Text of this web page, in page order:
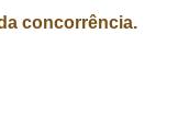
concorrência.